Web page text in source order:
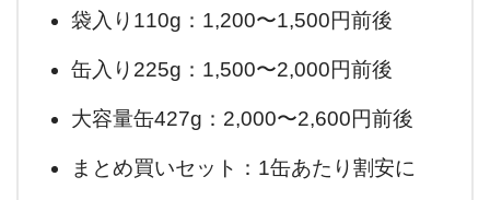
袋入り110g：1,200〜1,500円前後
缶入り225g：1,500〜2,000円前後
大容量缶427g：2,000〜2,600円前後
まとめ買いセット：1缶あたり割安に